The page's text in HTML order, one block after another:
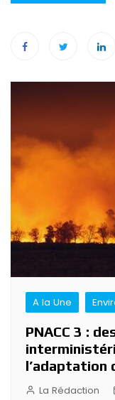
de
l’article
A la Une
PNACC 3 :
l’adaptation
La Rédaction